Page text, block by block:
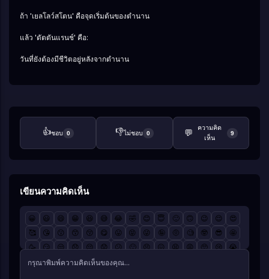
ถ้า 'เยลโลว์สโตน' คือจุดเริ่มต้นของตำนาน
แล้ว 'ดัตตันแรนช์' คือ:
วันที่ยังต้องมีชีวิตอยู่หลังจากตำนาน
👍ชอบ 0 👎ไม่ชอบ 0 💬
ความคิด
เห็น
9
เขียนความคิดเห็น
😀 😃 😄 😁 😆 😅 😂 🤣 😊 😇 🙂 🙃 😉 😌
😍
🥰
😘 😗 😙 😚 😋 😛 😝 😜 🤪 🤨 🧐 🤓 😎
🤩
🥳
😏 😒 😞 😔 😟 😕 🙁 😣 😖 😫 😩 🥺 😢
😭
😤
😠 😡 🤬 🤯 😳 🥵